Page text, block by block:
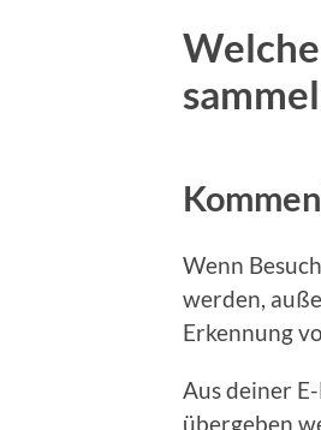
Wenn
werden,
Erkennung
Aus deiner
übergeben